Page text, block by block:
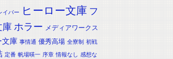
イバー ヒーロー文庫 フ
庫 ホラー メディアワークス
文庫 事情通 優秀高場 全寮制 初戦
定番 帆場暎一 序章 情報なし 感想な